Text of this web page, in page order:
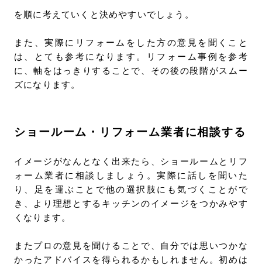
を順に考えていくと決めやすいでしょう。
また、実際にリフォームをした方の意見を聞くこと
は、とても参考になります。リフォーム事例を参考
に、軸をはっきりすることで、その後の段階がスムー
ズになります。
ショールーム・リフォーム業者に相談する
イメージがなんとなく出来たら、ショールームとリフ
ォーム業者に相談しましょう。実際に話しを聞いた
り、足を運ぶことで他の選択肢にも気づくことがで
き、より理想とするキッチンのイメージをつかみやす
くなります。
またプロの意見を聞けることで、自分では思いつかな
かったアドバイスを得られるかもしれません。初めは